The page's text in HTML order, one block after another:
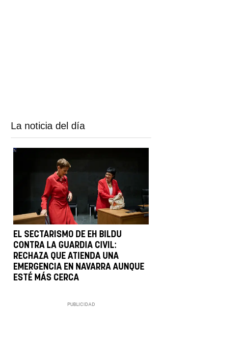
La noticia del día
EL SECTARISMO DE EH BILDU
CONTRA LA GUARDIA CIVIL:
RECHAZA QUE ATIENDA UNA
EMERGENCIA EN NAVARRA AUNQUE
ESTÉ MÁS CERCA